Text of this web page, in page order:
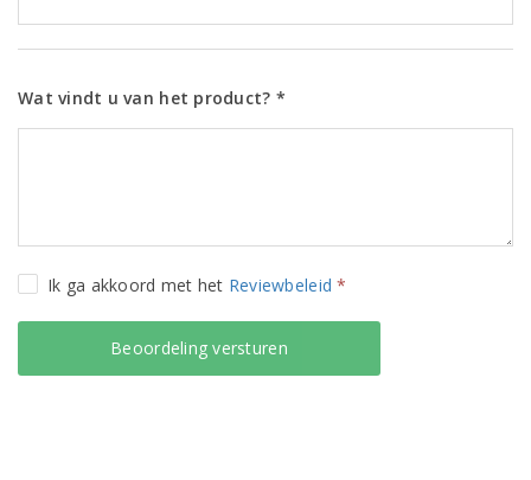
Wat vindt u van het product? *
Ik ga akkoord met het Reviewbeleid *